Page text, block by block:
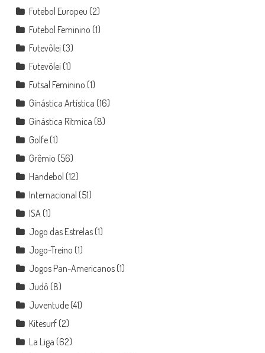
Futebol Europeu (2)
Futebol Feminino (1)
Futevôlei (3)
Futevôlei (1)
Futsal Feminino (1)
Ginástica Artística (16)
Ginástica Rítmica (8)
Golfe(1)
Grêmio (56)
Handebol (12)
Internacional (51)
ISA (1)
Jogo das Estrelas(1)
Jogo-Treino (1)
Jogos Pan-Americanos(1)
Judô (8)
Juventude(41)
Kitesurf(2)
La Liga (62)